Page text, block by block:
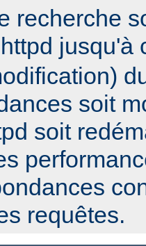
recherche
jusqu'à
soit
soit
requêtes.